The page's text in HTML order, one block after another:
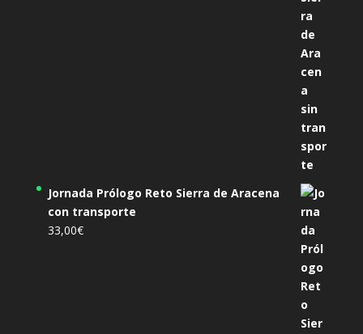
Jornada Prólogo Reto Sierra de Aracena
con transporte
33,00€